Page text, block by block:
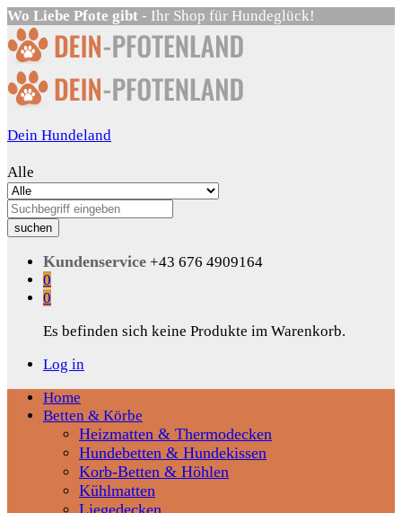
Wo Liebe Pfote gibt - Ihr Shop für Hundeglück!
Dein Hundeland
Alle
suchen
Kundenservice +43 676 4909164
0
0
Es befinden sich keine Produkte im Warenkorb.
Log in
Home
Betten & Körbe
Heizmatten & Thermodecken
Hundebetten & Hundekissen
Korb-Betten & Höhlen
Kühlmatten